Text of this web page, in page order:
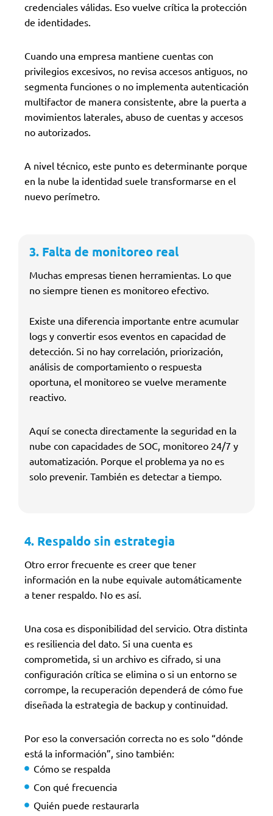
credenciales válidas. Eso vuelve crítica la protección
de identidades.
Cuando una empresa mantiene cuentas con
privilegios excesivos, no revisa accesos antiguos, no
segmenta funciones o no implementa autenticación
multifactor de manera consistente, abre la puerta a
movimientos laterales, abuso de cuentas y accesos
no autorizados.
A nivel técnico, este punto es determinante porque
en la nube la identidad suele transformarse en el
nuevo perímetro.
3. Falta de monitoreo real
Muchas empresas tienen herramientas. Lo que
no siempre tienen es monitoreo efectivo.
Existe una diferencia importante entre acumular
logs y convertir esos eventos en capacidad de
detección. Si no hay correlación, priorización,
análisis de comportamiento o respuesta
oportuna, el monitoreo se vuelve meramente
reactivo.
Aquí se conecta directamente la seguridad en la
nube con capacidades de SOC, monitoreo 24/7 y
automatización. Porque el problema ya no es
solo prevenir. También es detectar a tiempo.
4. Respaldo sin estrategia
Otro error frecuente es creer que tener
información en la nube equivale automáticamente
a tener respaldo. No es así.
Una cosa es disponibilidad del servicio. Otra distinta
es resiliencia del dato. Si una cuenta es
comprometida, si un archivo es cifrado, si una
configuración crítica se elimina o si un entorno se
corrompe, la recuperación dependerá de cómo fue
diseñada la estrategia de backup y continuidad.
Por eso la conversación correcta no es solo “dónde
está la información”, sino también:
Cómo se respalda
Con qué frecuencia
Quién puede restaurarla